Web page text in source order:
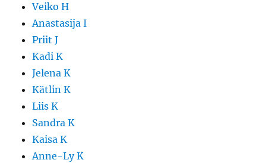
Veiko H
Anastasija I
Priit J
Kadi K
Jelena K
Kätlin K
Liis K
Sandra K
Kaisa K
Anne-Ly K